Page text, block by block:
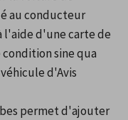
au conducteur
l'aide d'une carte de
sine qua
d'Avis
permet d'ajouter